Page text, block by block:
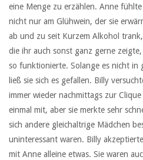
eine Menge zu erzählen. Anne
nicht nur am Glühwein, der sie
ab und zu seit Kurzem Alkohol
die ihr auch sonst ganz gerne
so funktionierte. Solange es nicht
ließ sie sich es gefallen. Billy
immer wieder nachmittags zur
einmal mit, aber sie merkte sehr
sich andere gleichaltrige Mädchen
uninteressant waren. Billy
mit Anne alleine etwas. Sie waren